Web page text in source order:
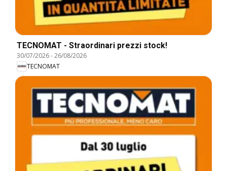
TECNOMAT - Straordinari prezzi stock!
30/07/2026-26/08/2026
TECNOMAT